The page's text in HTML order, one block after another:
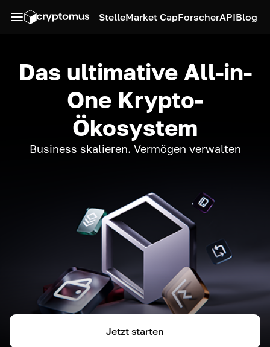
StelleMarket CapForscherAPIBlog
Das ultimative All-in-
One Krypto-
Ökosystem
Business skalieren. Vermögen verwalten
Jetzt starten